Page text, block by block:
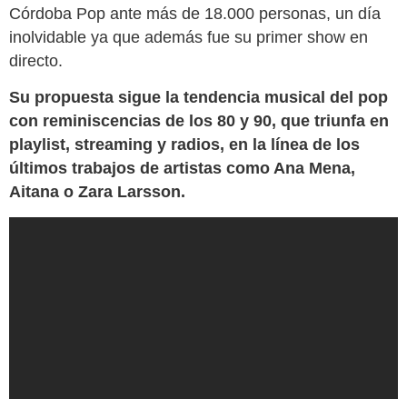
Córdoba Pop ante más de 18.000 personas, un día
inolvidable ya que además fue su primer show en
directo.
Su propuesta sigue la tendencia musical del pop
con reminiscencias de los 80 y 90, que triunfa en
playlist, streaming y radios, en la línea de los
últimos trabajos de artistas como Ana Mena,
Aitana o Zara Larsson.